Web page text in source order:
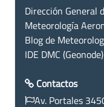
Dirección General
Meteorología
Blog de
IDE DMC (Geonode)
Contactos
Av. Portales